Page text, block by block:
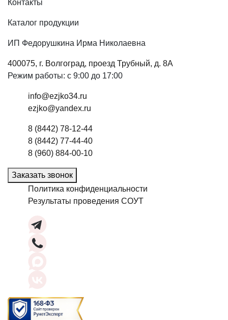
Контакты
Каталог продукции
ИП Федорушкина Ирма Николаевна
400075, г. Волгоград, проезд Трубный, д. 8А
Режим работы: с 9:00 до 17:00
info@ezjko34.ru
ezjko@yandex.ru
8 (8442) 78-12-44
8 (8442) 77-44-40
8 (960) 884-00-10
Заказать звонок
Политика конфиденциальности
Результаты проведения СОУТ